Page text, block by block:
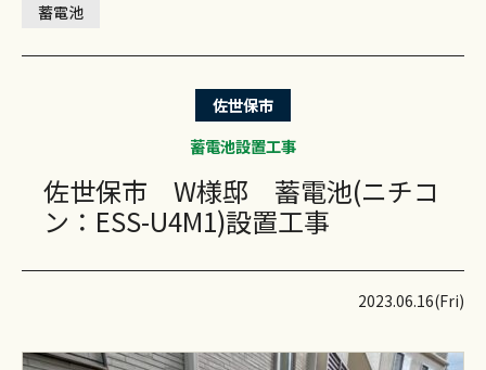
蓄電池
佐世保市
蓄電池設置工事
佐世保市 W様邸 蓄電池(ニチコ
ン：ESS-U4M1)設置工事
2023.06.16(Fri)